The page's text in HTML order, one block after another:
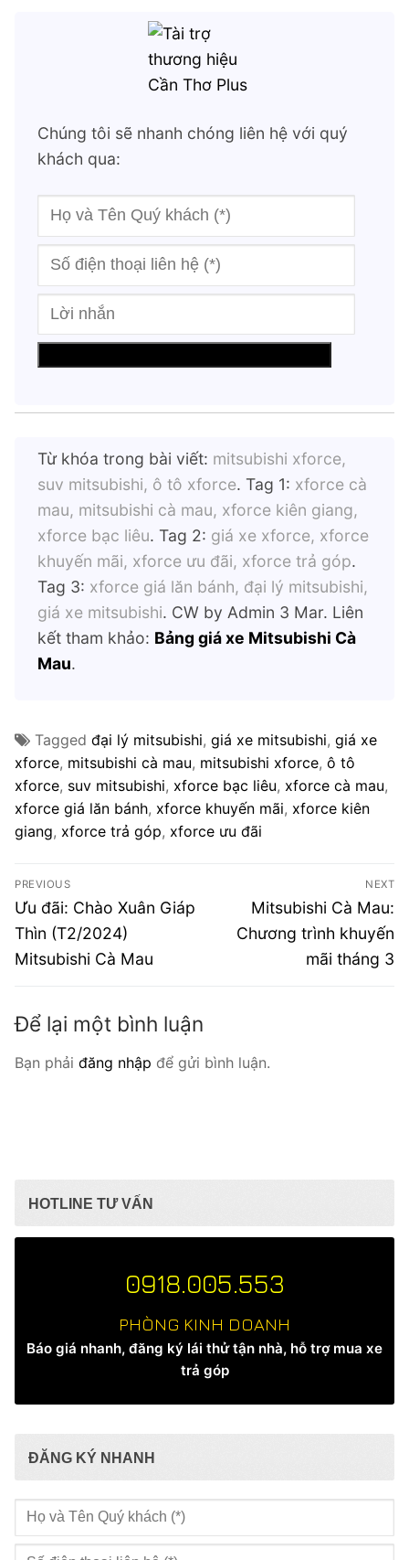
Chúng tôi sẽ nhanh chóng liên hệ với quý
khách qua:
Từ khóa trong bài viết: mitsubishi xforce,
suv mitsubishi, ô tô xforce. Tag 1: xforce cà
mau, mitsubishi cà mau, xforce kiên giang,
xforce bạc liêu. Tag 2: giá xe xforce, xforce
khuyến mãi, xforce ưu đãi, xforce trả góp.
Tag 3: xforce giá lăn bánh, đại lý mitsubishi,
giá xe mitsubishi. CW by Admin 3 Mar. Liên
kết tham khảo: Bảng giá xe Mitsubishi Cà
Mau.
Tagged đại lý mitsubishi, giá xe mitsubishi, giá xe
xforce, mitsubishi cà mau, mitsubishi xforce, ô tô
xforce, suv mitsubishi, xforce bạc liêu, xforce cà mau,
xforce giá lăn bánh, xforce khuyến mãi, xforce kiên
giang, xforce trả góp, xforce ưu đãi
Điều
hướng
bài
viết
PREVIOUS
Previous
post:
Ưu đãi: Chào Xuân Giáp
Thìn (T2/2024)
Mitsubishi Cà Mau
NEXT
Next
post:
Mitsubishi Cà Mau:
Chương trình khuyến
mãi tháng 3
Để lại một bình luận
Bạn phải đăng nhập để gửi bình luận.
HOTLINE TƯ VẤN
0918.005.553
PHÒNG KINH DOANH
Báo giá nhanh, đăng ký lái thử tận nhà, hỗ trợ mua xe
trả góp
ĐĂNG KÝ NHANH